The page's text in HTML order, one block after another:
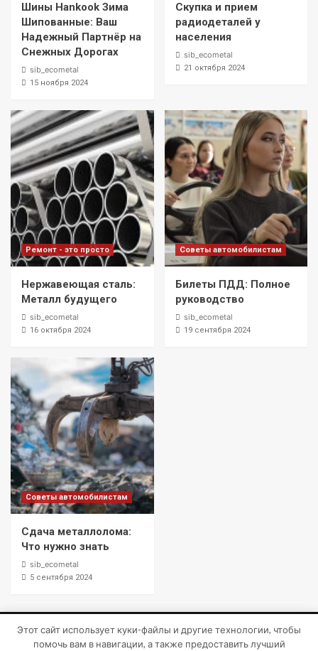
Шины Hankook Зима
Шипованные: Ваш
Надежный Партнёр на
Снежных Дорогах
sib_ecometal
15 ноября 2024
Скупка и прием
радиодеталей у
населения
sib_ecometal
21 октября 2024
Ремонт - это просто
Нержавеющая сталь:
Металл будущего
sib_ecometal
16 октября 2024
Советы автомобилистам
Билеты ПДД: Полное
руководство
sib_ecometal
19 сентября 2024
Советы автомобилистам
Сдача металлолома:
Что нужно знать
sib_ecometal
5 сентября 2024
Copyright © Все права защищены.|CoverNewsот AF
Этот сайт использует куки-файлы и другие технологии, чтобы
помочь вам в навигации, а также предоставить лучший